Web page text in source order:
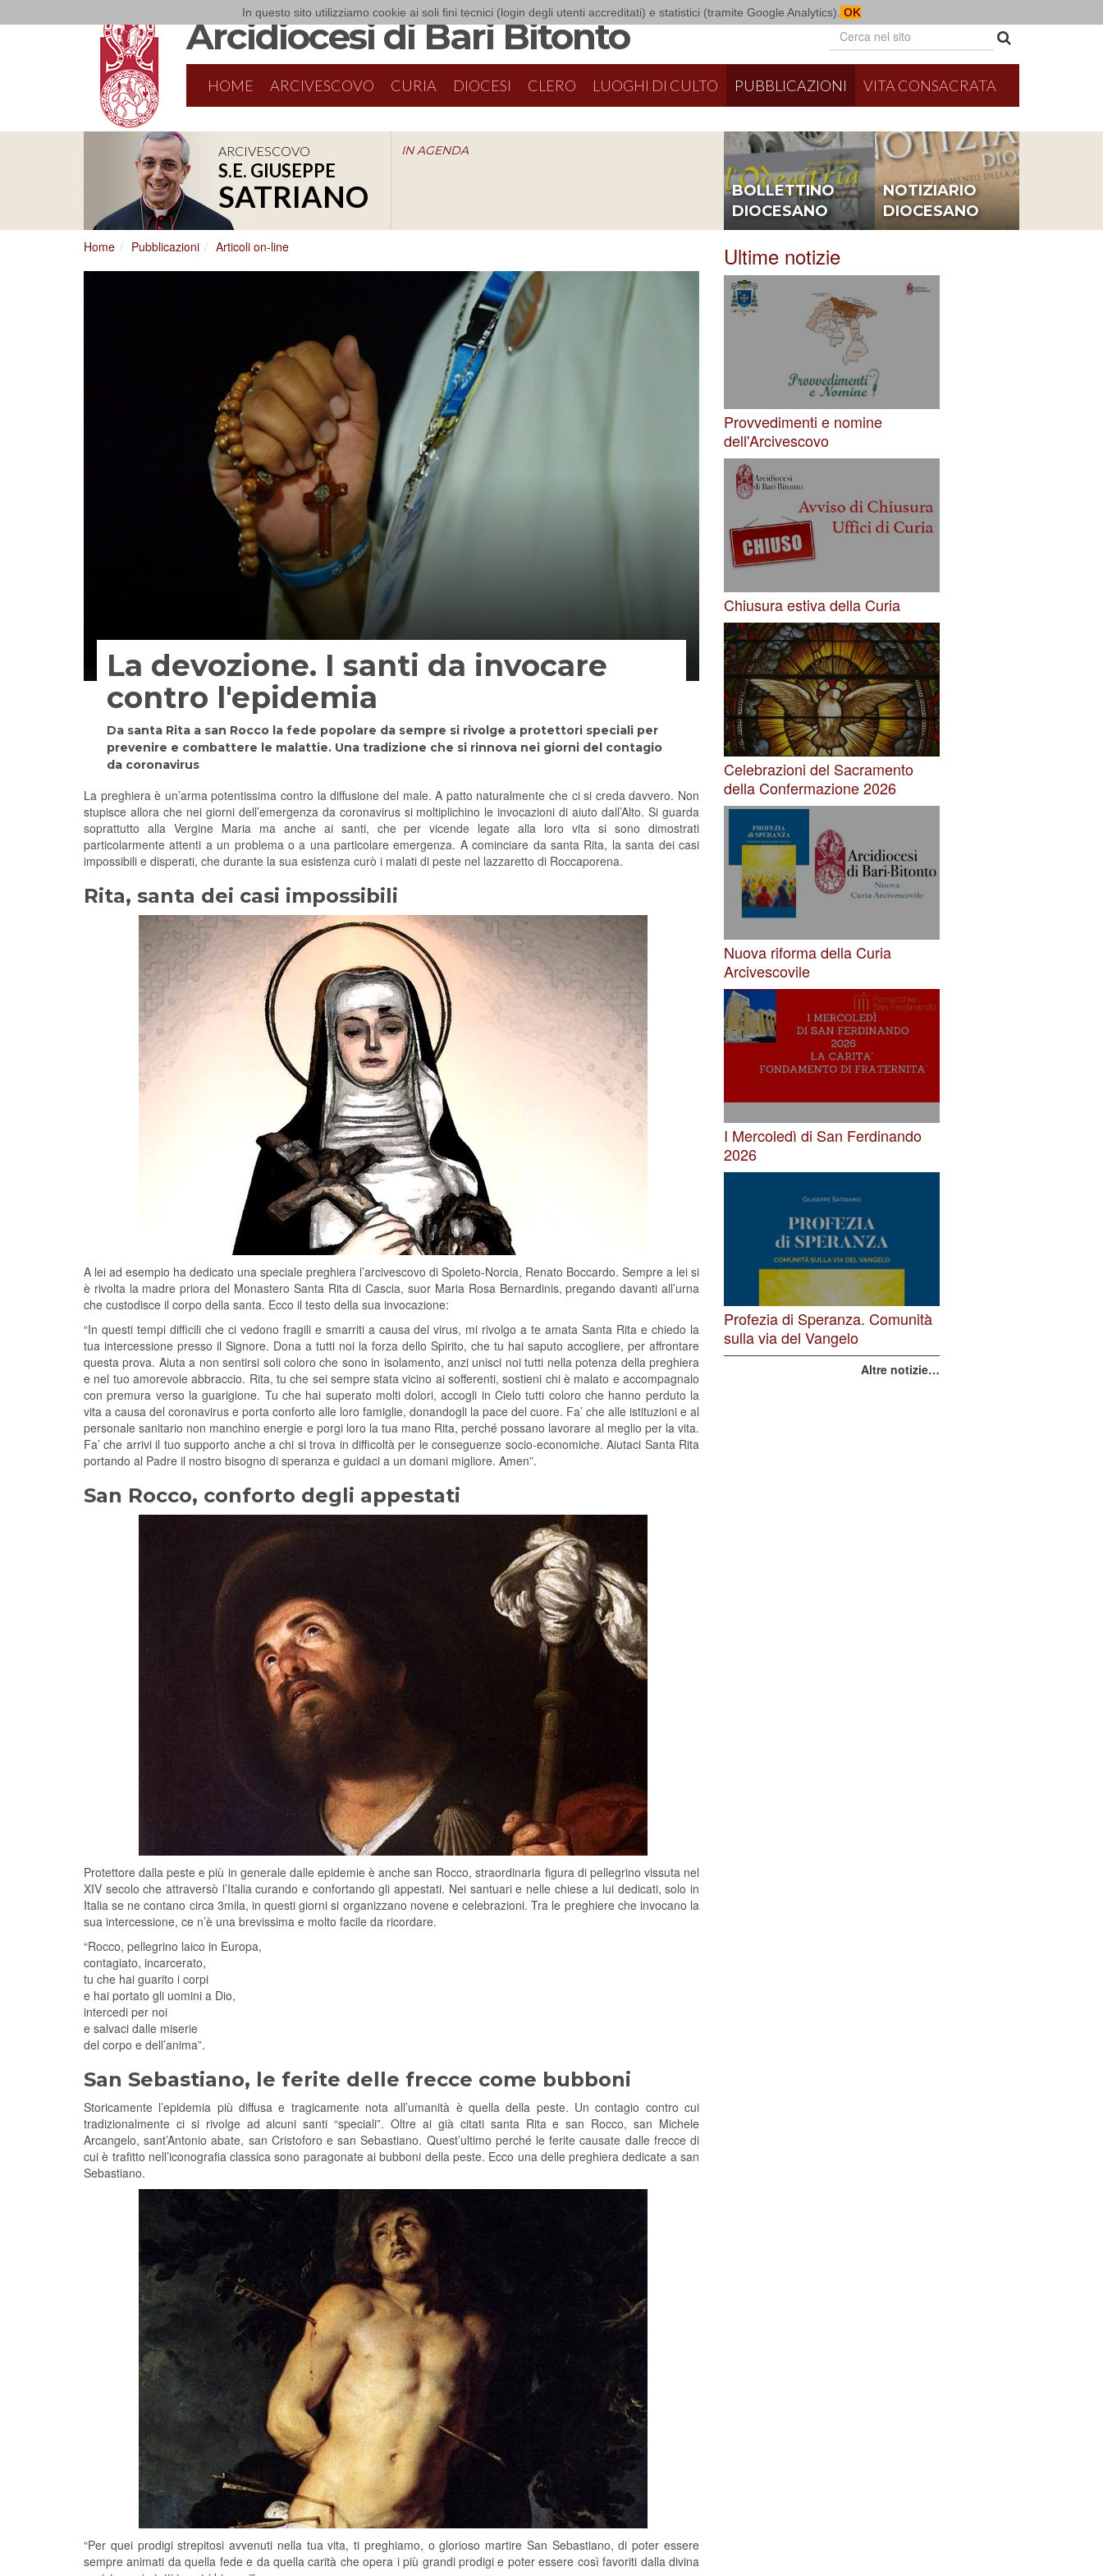
In questo sito utilizziamo cookie ai soli fini tecnici (login degli utenti accreditati) e statistici (tramite Google Analytics). OK
Arcidiocesi di Bari Bitonto
HOME ARCIVESCOVO CURIA DIOCESI CLERO LUOGHI DI CULTO PUBBLICAZIONI VITA CONSACRATA
ARCIVESCOVO
S.E. GIUSEPPE
SATRIANO
IN AGENDA
BOLLETTINO
DIOCESANO
NOTIZIARIO
DIOCESANO
Home Pubblicazioni Articoli on-line
La devozione. I santi da invocare
contro l'epidemia
Da santa Rita a san Rocco la fede popolare da sempre si rivolge a protettori speciali per
prevenire e combattere le malattie. Una tradizione che si rinnova nei giorni del contagio
da coronavirus
La preghiera è un’arma potentissima contro la diffusione del male. A patto naturalmente che ci si creda davvero. Non
stupisce allora che nei giorni dell’emergenza da coronavirus si moltiplichino le invocazioni di aiuto dall’Alto. Si guarda
soprattutto alla Vergine Maria ma anche ai santi, che per vicende legate alla loro vita si sono dimostrati
particolarmente attenti a un problema o a una particolare emergenza. A cominciare da santa Rita, la santa dei casi
impossibili e disperati, che durante la sua esistenza curò i malati di peste nel lazzaretto di Roccaporena.
Rita, santa dei casi impossibili
A lei ad esempio ha dedicato una speciale preghiera l’arcivescovo di Spoleto-Norcia, Renato Boccardo. Sempre a lei si
è rivolta la madre priora del Monastero Santa Rita di Cascia, suor Maria Rosa Bernardinis, pregando davanti all’urna
che custodisce il corpo della santa. Ecco il testo della sua invocazione:
“In questi tempi difficili che ci vedono fragili e smarriti a causa del virus, mi rivolgo a te amata Santa Rita e chiedo la
tua intercessione presso il Signore. Dona a tutti noi la forza dello Spirito, che tu hai saputo accogliere, per affrontare
questa prova. Aiuta a non sentirsi soli coloro che sono in isolamento, anzi unisci noi tutti nella potenza della preghiera
e nel tuo amorevole abbraccio. Rita, tu che sei sempre stata vicino ai sofferenti, sostieni chi è malato e accompagnalo
con premura verso la guarigione. Tu che hai superato molti dolori, accogli in Cielo tutti coloro che hanno perduto la
vita a causa del coronavirus e porta conforto alle loro famiglie, donandogli la pace del cuore. Fa’ che alle istituzioni e al
personale sanitario non manchino energie e porgi loro la tua mano Rita, perché possano lavorare al meglio per la vita.
Fa’ che arrivi il tuo supporto anche a chi si trova in difficoltà per le conseguenze socio-economiche. Aiutaci Santa Rita
portando al Padre il nostro bisogno di speranza e guidaci a un domani migliore. Amen”.
San Rocco, conforto degli appestati
Protettore dalla peste e più in generale dalle epidemie è anche san Rocco, straordinaria figura di pellegrino vissuta nel
XIV secolo che attraversò l’Italia curando e confortando gli appestati. Nei santuari e nelle chiese a lui dedicati, solo in
Italia se ne contano circa 3mila, in questi giorni si organizzano novene e celebrazioni. Tra le preghiere che invocano la
sua intercessione, ce n’è una brevissima e molto facile da ricordare.
“Rocco, pellegrino laico in Europa,
contagiato, incarcerato,
tu che hai guarito i corpi
e hai portato gli uomini a Dio,
intercedi per noi
e salvaci dalle miserie
del corpo e dell’anima”.
San Sebastiano, le ferite delle frecce come bubboni
Storicamente l’epidemia più diffusa e tragicamente nota all’umanità è quella della peste. Un contagio contro cui
tradizionalmente ci si rivolge ad alcuni santi “speciali”. Oltre ai già citati santa Rita e san Rocco, san Michele
Arcangelo, sant’Antonio abate, san Cristoforo e san Sebastiano. Quest’ultimo perché le ferite causate dalle frecce di
cui è trafitto nell’iconografia classica sono paragonate ai bubboni della peste. Ecco una delle preghiera dedicate a san
Sebastiano.
“Per quei prodigi strepitosi avvenuti nella tua vita, ti preghiamo, o glorioso martire San Sebastiano, di poter essere
sempre animati da quella fede e da quella carità che opera i più grandi prodigi e poter essere così favoriti dalla divina
Ultime notizie
Provvedimenti e nomine
dell'Arcivescovo
Chiusura estiva della Curia
Celebrazioni del Sacramento
della Confermazione 2026
Nuova riforma della Curia
Arcivescovile
I Mercoledì di San Ferdinando
2026
Profezia di Speranza. Comunità
sulla via del Vangelo
Altre notizie…